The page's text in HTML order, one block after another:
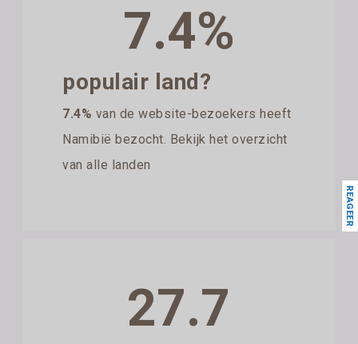
7.4%
populair land?
7.4% van de website-bezoekers heeft
Namibië bezocht. Bekijk het overzicht
van alle landen
27.7
REAGEER